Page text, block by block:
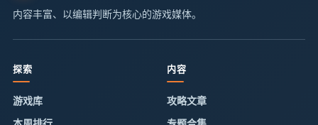
内容丰富、以编辑判断为核心的游戏媒体。
探索
游戏库
内容
攻略文章